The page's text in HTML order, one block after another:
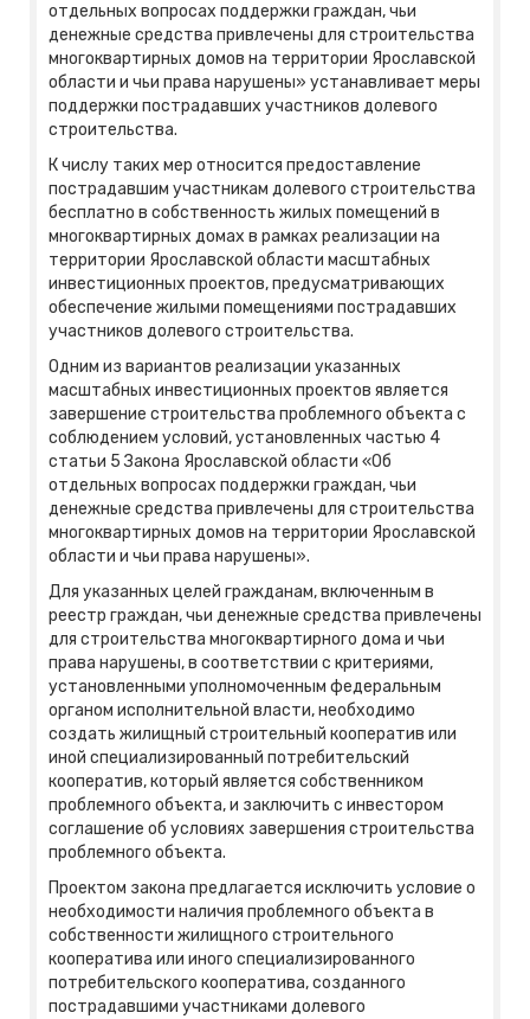
отдельных вопросах поддержки граждан, чьи
денежные средства привлечены для строительства
многоквартирных домов на территории Ярославской
области и чьи права нарушены» устанавливает меры
поддержки пострадавших участников долевого
строительства.
К числу таких мер относится предоставление
пострадавшим участникам долевого строительства
бесплатно в собственность жилых помещений в
многоквартирных домах в рамках реализации на
территории Ярославской области масштабных
инвестиционных проектов, предусматривающих
обеспечение жилыми помещениями пострадавших
участников долевого строительства.
Одним из вариантов реализации указанных
масштабных инвестиционных проектов является
завершение строительства проблемного объекта с
соблюдением условий, установленных частью 4
статьи 5 Закона Ярославской области «Об
отдельных вопросах поддержки граждан, чьи
денежные средства привлечены для строительства
многоквартирных домов на территории Ярославской
области и чьи права нарушены».
Для указанных целей гражданам, включенным в
реестр граждан, чьи денежные средства привлечены
для строительства многоквартирного дома и чьи
права нарушены, в соответствии с критериями,
установленными уполномоченным федеральным
органом исполнительной власти, необходимо
создать жилищный строительный кооператив или
иной специализированный потребительский
кооператив, который является собственником
проблемного объекта, и заключить с инвестором
соглашение об условиях завершения строительства
проблемного объекта.
Проектом закона предлагается исключить условие о
необходимости наличия проблемного объекта в
собственности жилищного строительного
кооператива или иного специализированного
потребительского кооператива, созданного
пострадавшими участниками долевого